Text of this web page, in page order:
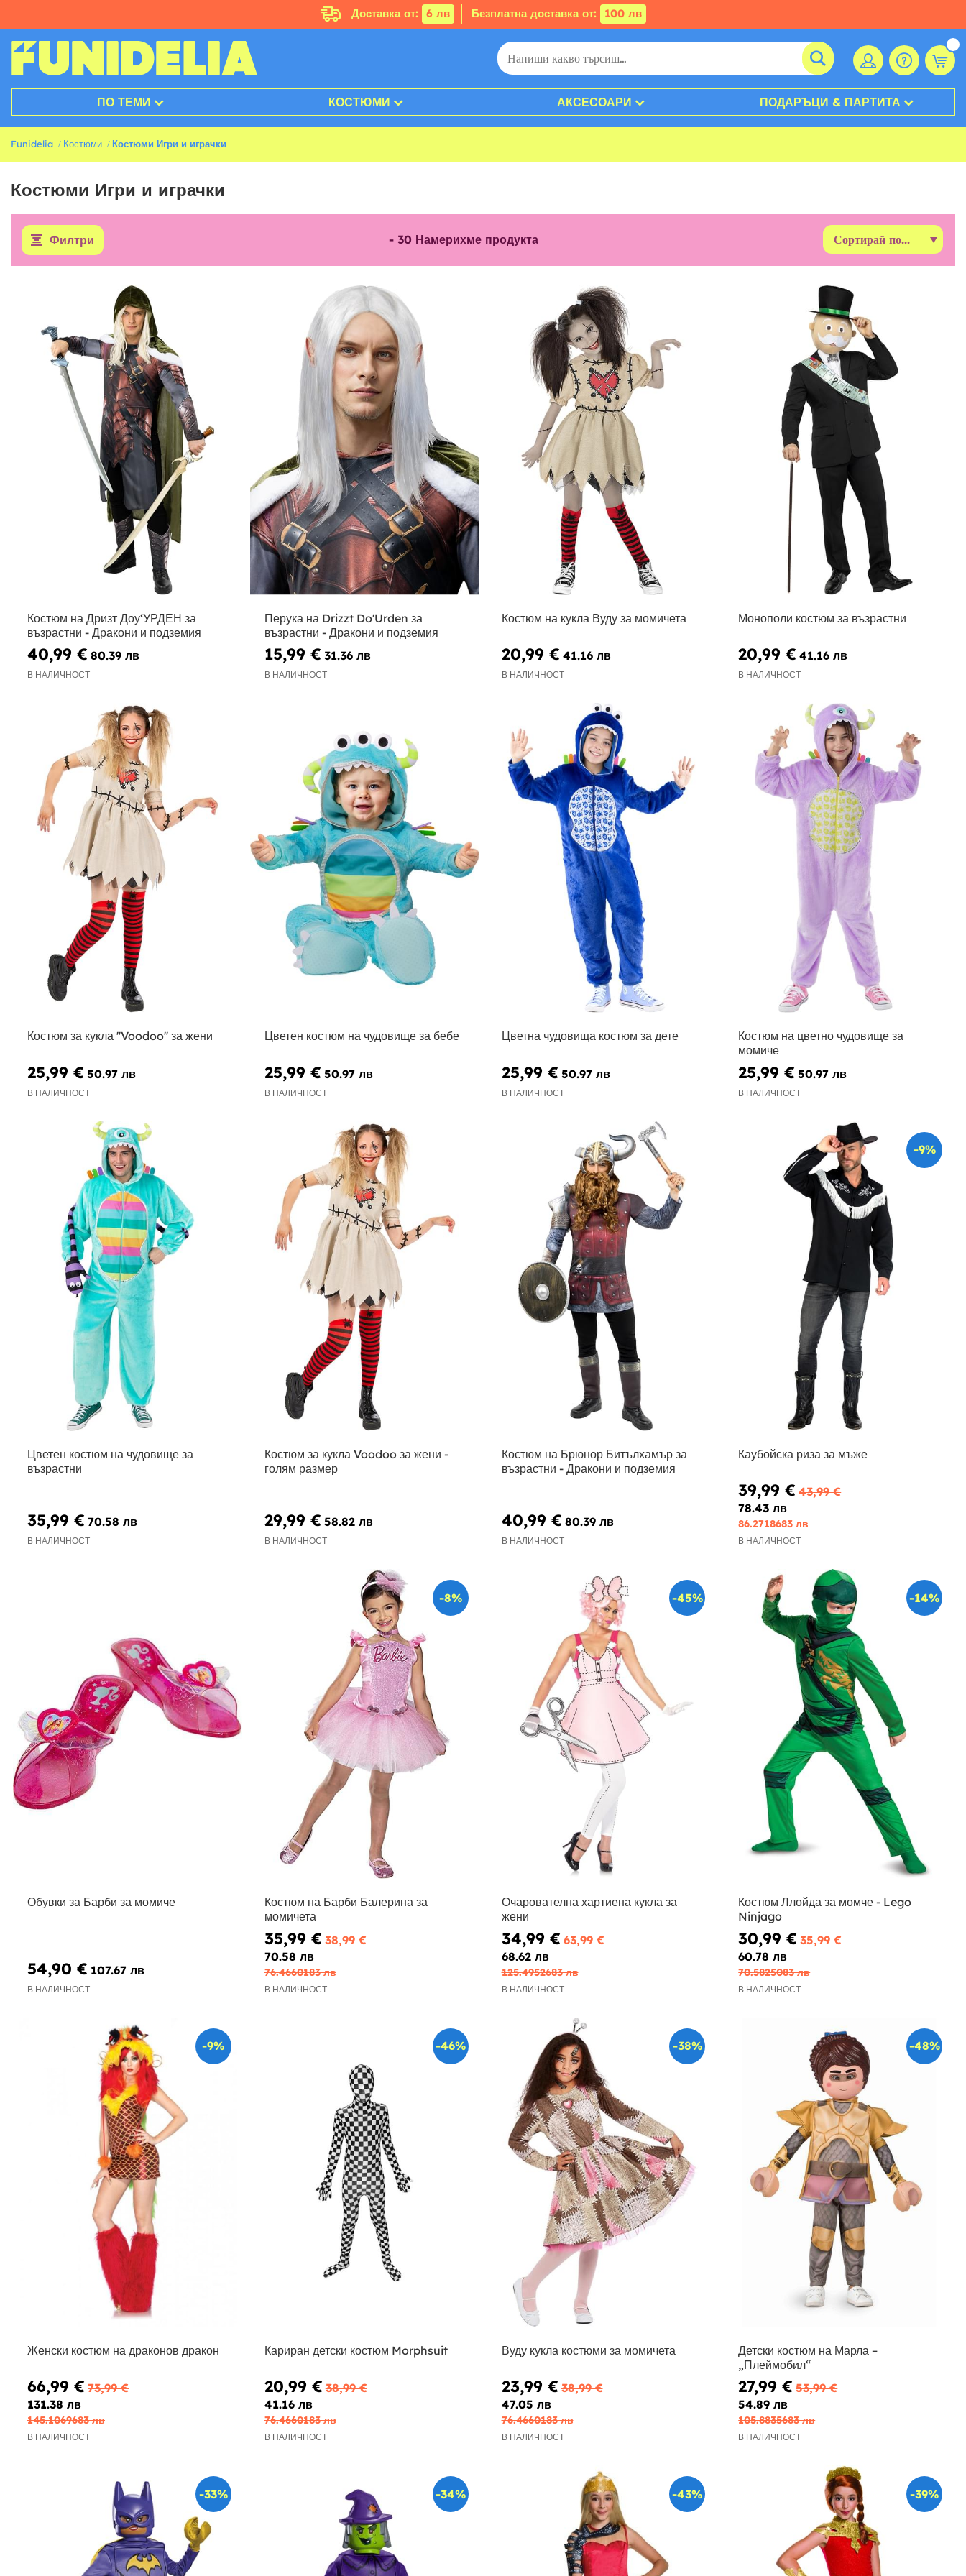
Доставка от: 6 лв Безплатна доставка от: 100 лв
ПО ТЕМИ КОСТЮМИ АКСЕСОАРИ ПОДАРЪЦИ & ПАРТИТА
Funidelia Костюми Костюми Игри и играчки
Костюми Игри и играчки
Филтри - 30 Намерихме продукта
Костюм на Дризт Доу‘УРДЕН за
възрастни - Дракони и подземия
40,99 € 80.39 лв
В НАЛИЧНОСТ
Перука на Drizzt Do'Urden за
възрастни - Дракони и подземия
15,99 € 31.36 лв
В НАЛИЧНОСТ
Костюм на кукла Вуду за момичета
20,99 € 41.16 лв
В НАЛИЧНОСТ
Монополи костюм за възрастни
20,99 € 41.16 лв
В НАЛИЧНОСТ
Костюм за кукла ''Voodoo'' за жени
25,99 € 50.97 лв
В НАЛИЧНОСТ
Цветен костюм на чудовище за бебе
25,99 € 50.97 лв
В НАЛИЧНОСТ
Цветна чудовища костюм за дете
25,99 € 50.97 лв
В НАЛИЧНОСТ
Костюм на цветно чудовище за
момиче
25,99 € 50.97 лв
В НАЛИЧНОСТ
Цветен костюм на чудовище за
възрастни
35,99 € 70.58 лв
В НАЛИЧНОСТ
Костюм за кукла Voodoo за жени -
голям размер
29,99 € 58.82 лв
В НАЛИЧНОСТ
Костюм на Брюнор Битълхамър за
възрастни - Дракони и подземия
40,99 € 80.39 лв
В НАЛИЧНОСТ
-9%
Каубойска риза за мъже
39,99 € 43,99 €
78.43 лв
86.2718683 лв
В НАЛИЧНОСТ
Обувки за Барби за момиче
54,90 € 107.67 лв
В НАЛИЧНОСТ
-8%
Костюм на Барби Балерина за
момичета
35,99 € 38,99 €
70.58 лв
76.4660183 лв
В НАЛИЧНОСТ
-45%
Очарователна хартиена кукла за
жени
34,99 € 63,99 €
68.62 лв
125.4952683 лв
В НАЛИЧНОСТ
-14%
Костюм Ллойда за момче - Lego
Ninjago
30,99 € 35,99 €
60.78 лв
70.5825083 лв
В НАЛИЧНОСТ
-9%
Женски костюм на драконов дракон
66,99 € 73,99 €
131.38 лв
145.1069683 лв
В НАЛИЧНОСТ
-46%
Кариран детски костюм Morphsuit
20,99 € 38,99 €
41.16 лв
76.4660183 лв
В НАЛИЧНОСТ
-38%
Вуду кукла костюми за момичета
23,99 € 38,99 €
47.05 лв
76.4660183 лв
В НАЛИЧНОСТ
-48%
Детски костюм на Марла –
„Плеймобил“
27,99 € 53,99 €
54.89 лв
105.8835683 лв
В НАЛИЧНОСТ
-33% -34% -43% -39%